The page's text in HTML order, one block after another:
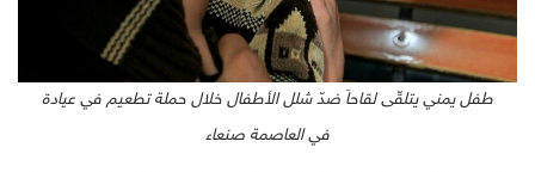
طفل يمني يتلقّى لقاحاَ ضدّ شلل الأطفال خلال حملة تطعيم في عيادة
في العاصمة صنعاء